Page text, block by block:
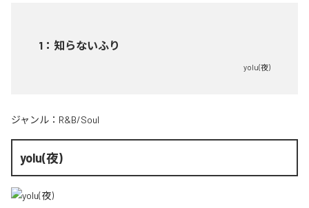
1 ： 知らないふり
yolu(夜)
ジャンル： R&B/Soul
yolu(夜)